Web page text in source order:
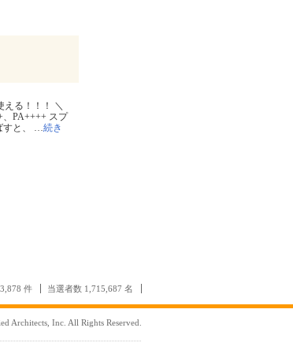
る！！！ ＼
PA++++ スプ
と、 …続き
件 当選者数 1,715,687 名
Architects, Inc. All Rights Reserved.